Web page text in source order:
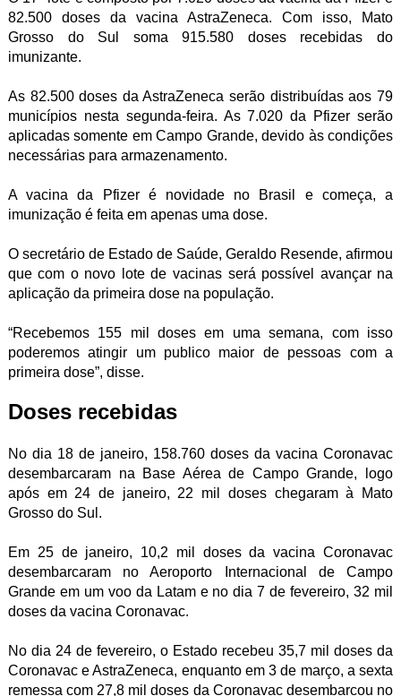
82.500 doses da vacina AstraZeneca. Com isso, Mato
Grosso do Sul soma 915.580 doses recebidas do
imunizante.
As 82.500 doses da AstraZeneca serão distribuídas aos 79
municípios nesta segunda-feira. As 7.020 da Pfizer serão
aplicadas somente em Campo Grande, devido às condições
necessárias para armazenamento.
A vacina da Pfizer é novidade no Brasil e começa, a
imunização é feita em apenas uma dose.
O secretário de Estado de Saúde, Geraldo Resende, afirmou
que com o novo lote de vacinas será possível avançar na
aplicação da primeira dose na população.
“Recebemos 155 mil doses em uma semana, com isso
poderemos atingir um publico maior de pessoas com a
primeira dose”, disse.
Doses recebidas
No dia 18 de janeiro, 158.760 doses da vacina Coronavac
desembarcaram na Base Aérea de Campo Grande, logo
após em 24 de janeiro, 22 mil doses chegaram à Mato
Grosso do Sul.
Em 25 de janeiro, 10,2 mil doses da vacina Coronavac
desembarcaram no Aeroporto Internacional de Campo
Grande em um voo da Latam e no dia 7 de fevereiro, 32 mil
doses da vacina Coronavac.
No dia 24 de fevereiro, o Estado recebeu 35,7 mil doses da
Coronavac e AstraZeneca, enquanto em 3 de março, a sexta
remessa com 27,8 mil doses da Coronavac desembarcou no